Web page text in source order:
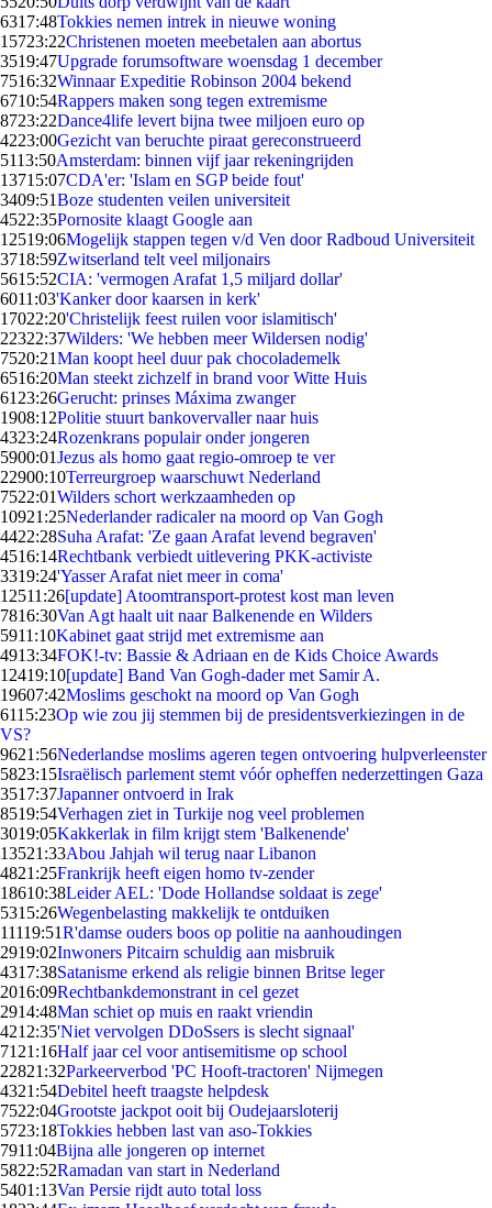
6317:48Tokkies nemen intrek in nieuwe woning
15723:22Christenen moeten meebetalen aan abortus
3519:47Upgrade forumsoftware woensdag 1 december
7516:32Winnaar Expeditie Robinson 2004 bekend
6710:54Rappers maken song tegen extremisme
8723:22Dance4life levert bijna twee miljoen euro op
4223:00Gezicht van beruchte piraat gereconstrueerd
5113:50Amsterdam: binnen vijf jaar rekeningrijden
13715:07CDA'er: 'Islam en SGP beide fout'
3409:51Boze studenten veilen universiteit
4522:35Pornosite klaagt Google aan
12519:06Mogelijk stappen tegen v/d Ven door Radboud Universiteit
3718:59Zwitserland telt veel miljonairs
5615:52CIA: 'vermogen Arafat 1,5 miljard dollar'
6011:03'Kanker door kaarsen in kerk'
17022:20'Christelijk feest ruilen voor islamitisch'
22322:37Wilders: 'We hebben meer Wildersen nodig'
7520:21Man koopt heel duur pak chocolademelk
6516:20Man steekt zichzelf in brand voor Witte Huis
61 23:26Gerucht: prinses Máxima zwanger
1908:12Politie stuurt bankovervaller naar huis
4323:24Rozenkrans populair onder jongeren
5900:01Jezus als homo gaat regio-omroep te ver
22900:10Terreurgroep waarschuwt Nederland
7522:01Wilders schort werkzaamheden op
10921:25Nederlander radicaler na moord op Van Gogh
4422:28Suha Arafat: 'Ze gaan Arafat levend begraven'
4516:14Rechtbank verbiedt uitlevering PKK-activiste
3319:24'Yasser Arafat niet meer in coma'
12511:26[update] Atoomtransport-protest kost man leven
7816:30Van Agt haalt uit naar Balkenende en Wilders
5911:10Kabinet gaat strijd met extremisme aan
4913:34FOK!-tv: Bassie & Adriaan en de Kids Choice Awards
12419:10[update] Band Van Gogh-dader met Samir A.
19607:42Moslims geschokt na moord op Van Gogh
6115:23Op wie zou jij stemmen bij de presidentsverkiezingen in de
VS?
9621:56Nederlandse moslims ageren tegen ontvoering hulpverleenster
5823:15Israëlisch parlement stemt vóór opheffen nederzettingen Gaza
3517:37Japanner ontvoerd in Irak
8519:54Verhagen ziet in Turkije nog veel problemen
3019:05Kakkerlak in film krijgt stem 'Balkenende'
13521:33Abou Jahjah wil terug naar Libanon
4821:25Frankrijk heeft eigen homo tv-zender
18610:38Leider AEL: 'Dode Hollandse soldaat is zege'
5315:26Wegenbelasting makkelijk te ontduiken
11119:51R'damse ouders boos op politie na aanhoudingen
2919:02Inwoners Pitcairn schuldig aan misbruik
4317:38Satanisme erkend als religie binnen Britse leger
2016:09Rechtbankdemonstrant in cel gezet
2914:48Man schiet op muis en raakt vriendin
4212:35'Niet vervolgen DDoSsers is slecht signaal'
71 21:16Half jaar cel voor antisemitisme op school
22821:32Parkeerverbod 'PC Hooft-tractoren' Nijmegen
4321:54Debitel heeft traagste helpdesk
7522:04Grootste jackpot ooit bij Oudejaarsloterij
5723:18Tokkies hebben last van aso-Tokkies
7911:04Bijna alle jongeren op internet
5822:52Ramadan van start in Nederland
5401:13Van Persie rijdt auto total loss